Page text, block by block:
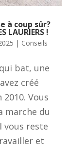
à coup sûr?
LAURIERS !
| Conseils
bat, une
créé
Vous
marche du
vous reste
et